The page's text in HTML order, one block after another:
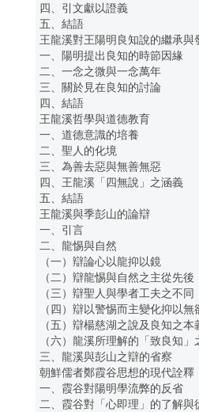
四、引文獻以證義
五、結語
王龍溪對王陽明良知說的繼承與
一、陽明提出良知的時節因緣
二、一念之微與一念萬年
三、關於見在良知的討論
四、結語
王龍溪哲學與道德教育
一、道德意識的培養
二、聖人的化境
三、為善去惡與無善無惡
四、王龍溪「四無說」之涵義
五、結語
王龍溪與季彭山的論辯
一、引言
二、龍惕與自然
（一）辯論心以龍抑以鏡
（二）辯龍惕與自然之主從先後
（三）辯聖人與學者工夫之不同
（四）辯以警惕而主變化抑以
（五）辯楊慈湖之說及良知之本
（六）龍溪所理解的「致良知」
三、龍溪與彭山之辯的省察
朝鮮儒者鄭霞谷思想的現代詮釋
一、霞谷對陽明學流弊的反省
二、霞谷對「心即理」的了解與